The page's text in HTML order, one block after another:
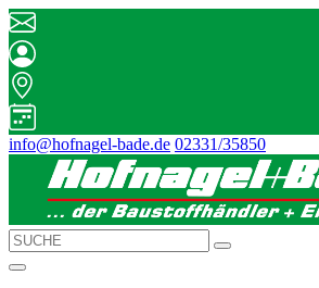
info@hofnagel-bade.de 02331/35850